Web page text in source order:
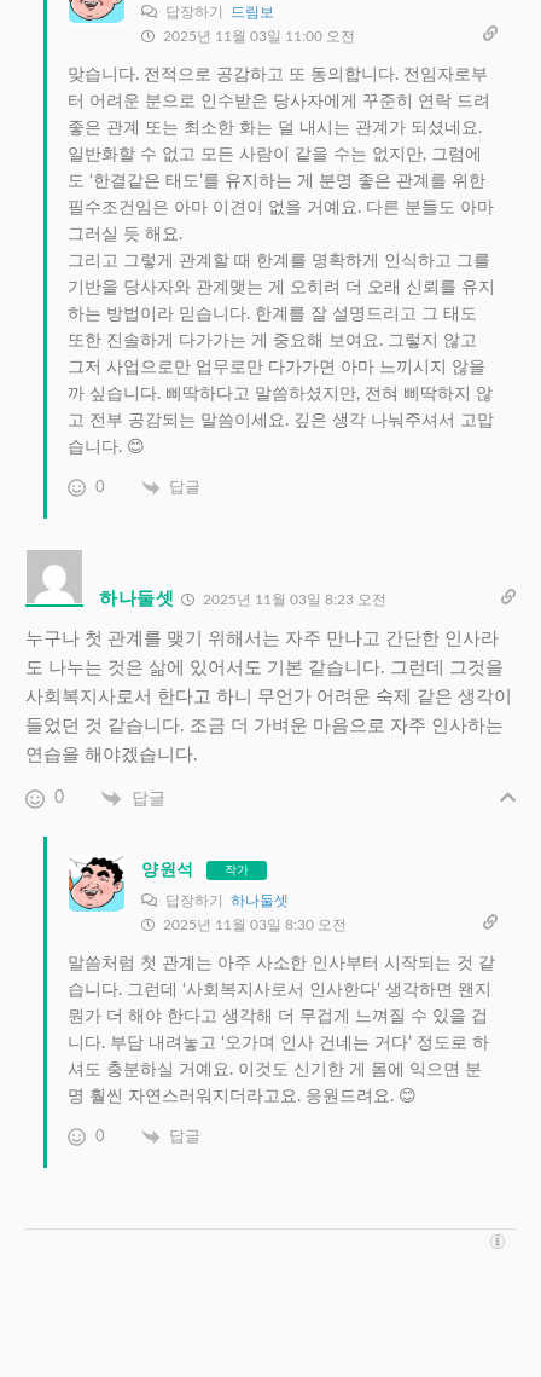
답장하기
드림보
2025년 11월 03일 11:00 오전
맞습니다. 전적으로 공감하고 또 동의합니다. 전임자로부
터 어려운 분으로 인수받은 당사자에게 꾸준히 연락 드려
좋은 관계 또는 최소한 화는 덜 내시는 관계가 되셨네요.
일반화할 수 없고 모든 사람이 같을 수는 없지만, 그럼에
도 ‘한결같은 태도’를 유지하는 게 분명 좋은 관계를 위한
필수조건임은 아마 이견이 없을 거예요. 다른 분들도 아마
그러실 듯 해요.
그리고 그렇게 관계할 때 한계를 명확하게 인식하고 그를
기반을 당사자와 관계맺는 게 오히려 더 오래 신뢰를 유지
하는 방법이라 믿습니다. 한계를 잘 설명드리고 그 태도
또한 진솔하게 다가가는 게 중요해 보여요. 그렇지 않고
그저 사업으로만 업무로만 다가가면 아마 느끼시지 않을
까 싶습니다. 삐딱하다고 말씀하셨지만, 전혀 삐딱하지 않
고 전부 공감되는 말씀이세요. 깊은 생각 나눠주셔서 고맙
습니다. 😊
0 답글
하나둘셋 2025년 11월 03일 8:23 오전
누구나 첫 관계를 맺기 위해서는 자주 만나고 간단한 인사라
도 나누는 것은 삶에 있어서도 기본 같습니다. 그런데 그것을
사회복지사로서 한다고 하니 무언가 어려운 숙제 같은 생각이
들었던 것 같습니다. 조금 더 가벼운 마음으로 자주 인사하는
연습을 해야겠습니다.
0 답글
양원석 작가
답장하기 하나둘셋
2025년 11월 03일 8:30 오전
말씀처럼 첫 관계는 아주 사소한 인사부터 시작되는 것 같
습니다. 그런데 ‘사회복지사로서 인사한다’ 생각하면 왠지
뭔가 더 해야 한다고 생각해 더 무겁게 느껴질 수 있을 겁
니다. 부담 내려놓고 ‘오가며 인사 건네는 거다’ 정도로 하
셔도 충분하실 거예요. 이것도 신기한 게 몸에 익으면 분
명 훨씬 자연스러워지더라고요. 응원드려요. 😊
0 답글